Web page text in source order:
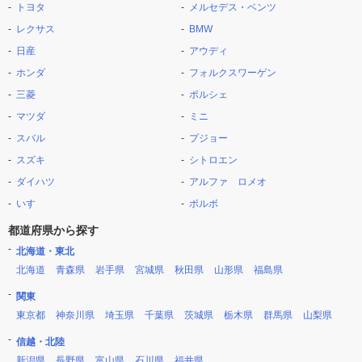
トヨタ
レクサス
日産
ホンダ
三菱
マツダ
スバル
スズキ
ダイハツ
いすゞ
メルセデス・ベンツ
BMW
アウディ
フォルクスワーゲン
ポルシェ
ミニ
プジョー
シトロエン
アルファ ロメオ
ボルボ
都道府県から探す
北海道・東北
北海道
青森県 岩手県 宮城県 秋田県 山形県 福島県
関東
東京都
神奈川県 埼玉県 千葉県 茨城県 栃木県 群馬県 山梨県
信越・北陸